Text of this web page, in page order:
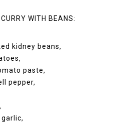
WITH BEANS:
kidney beans,
paste,
pepper,